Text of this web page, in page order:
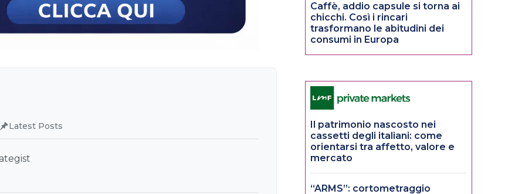
Latest Posts
Caffè, addio capsule si torna ai
chicchi. Così i rincari
trasformano le abitudini dei
consumi in Europa
Il patrimonio nascosto nei
cassetti degli italiani: come
orientarsi tra affetto, valore e
mercato
“ARMS”: cortometraggio